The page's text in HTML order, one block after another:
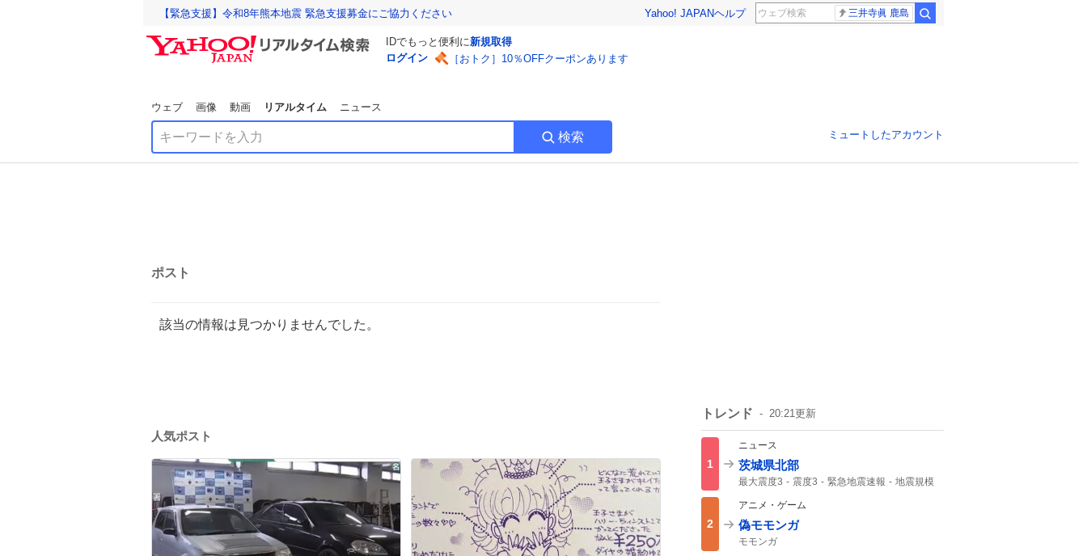
【緊急支援】令和8年熊本地震 緊急支援募金にご協力ください Yahoo! JAPANヘルプ 三井寺眞 鹿島
IDでもっと便利に新規取得
ログイン
［おトク］10％OFFクーポンあります
ウェブ 画像 動画 リアルタイム ニュース
検索 ミュートしたアカウント
ポスト
該当の情報は見つかりませんでした。
人気ポスト
トレンド 20:21更新
1
ニュース
茨城県北部
最大震度3 震度3 緊急地震速報
地震規模
45km
地震情報
2
アニメ・ゲーム
偽モモンガ
モモンガ